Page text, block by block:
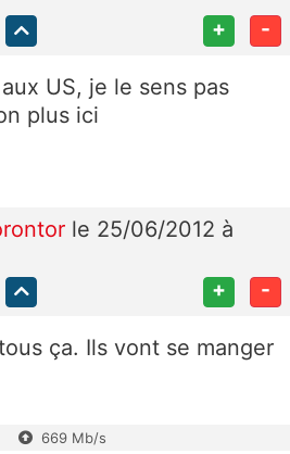
+ -
US, je le sens pas
plus ici
le 25/06/2012 à
+ -
ça. Ils vont se manger
669 Mb/s